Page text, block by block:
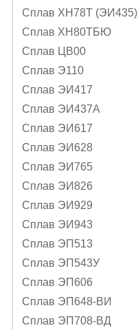
Сплав ХН78Т (ЭИ435)
Сплав ХН80ТБЮ
Сплав ЦВ00
Сплав Э110
Сплав ЭИ417
Сплав ЭИ437А
Сплав ЭИ617
Сплав ЭИ628
Сплав ЭИ765
Сплав ЭИ826
Сплав ЭИ929
Сплав ЭИ943
Сплав ЭП513
Сплав ЭП543У
Сплав ЭП606
Сплав ЭП648-ВИ
Сплав ЭП708-ВД